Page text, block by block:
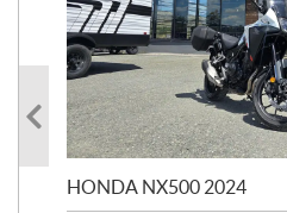
HONDA NX500 2024